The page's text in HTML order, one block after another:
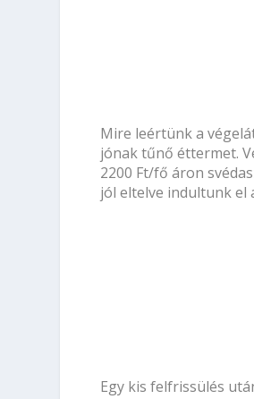
Mire leértünk a
jónak tűnő éttermet.
2200 Ft/fő áron
jól eltelve indultunk el
Egy kis felfrissülés